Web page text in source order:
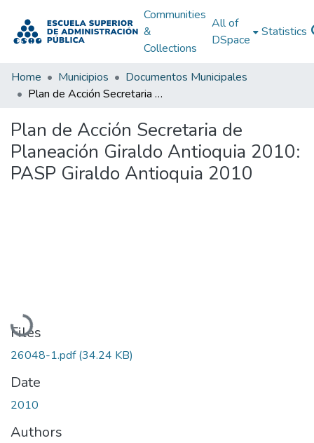
Communities
&
Collections
All of
DSpace
Statistics
Home Municipios
Documentos Municipales
Plan de Acción Secretaria de Planeación Giraldo Antioquia 2010: PASP Giraldo Antioquia 2010
Plan de Acción Secretaria de
Planeación Giraldo Antioquia 2010:
PASP Giraldo Antioquia 2010
Loading...
Files
26048-1.pdf(34.24 KB)
Date
2010
Authors